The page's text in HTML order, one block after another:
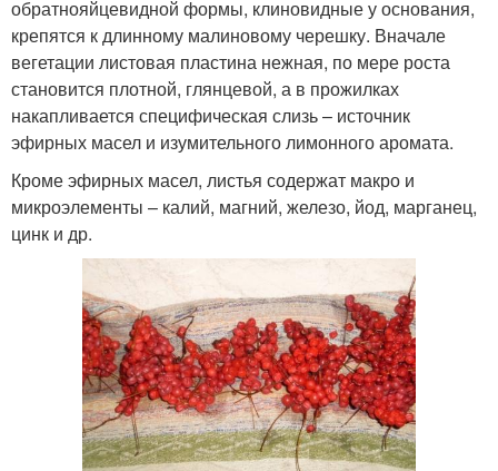
обратнояйцевидной формы, клиновидные у основания,
крепятся к длинному малиновому черешку. Вначале
вегетации листовая пластина нежная, по мере роста
становится плотной, глянцевой, а в прожилках
накапливается специфическая слизь – источник
эфирных масел и изумительного лимонного аромата.
Кроме эфирных масел, листья содержат макро и
микроэлементы – калий, магний, железо, йод, марганец,
цинк и др.